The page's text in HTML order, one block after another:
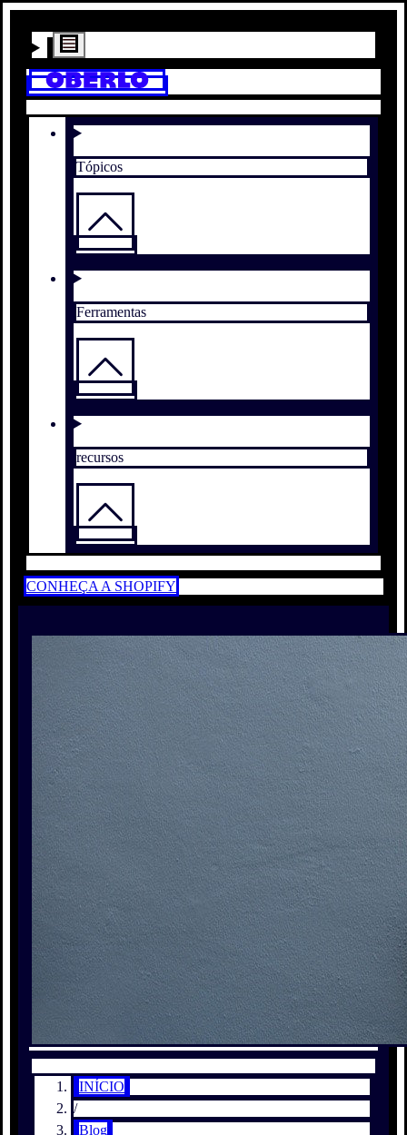
Tópicos
Ferramentas
recursos
CONHEÇA A SHOPIFY
INÍCIO
/
Blog